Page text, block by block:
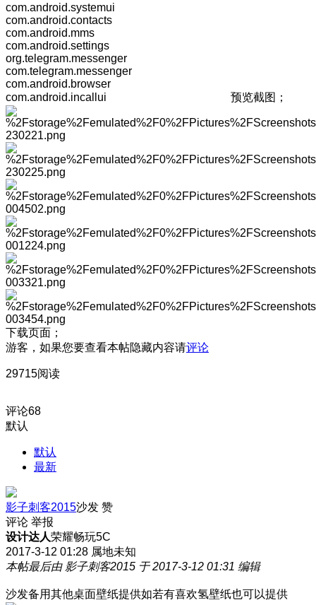
com.android.systemui
com.android.contacts
com.android.mms
com.android.settings
org.telegram.messenger
com.telegram.messenger
com.android.browser
com.android.incallui 预览截图；
下载页面；
游客，如果您要查看本帖隐藏内容请评论
29715阅读
评论68
默认
默认
最新
影子刺客2015沙发 赞
评论 举报
设计达人荣耀畅玩5C
2017-3-12 01:28 属地未知
本帖最后由 影子刺客2015 于 2017-3-12 01:31 编辑
沙发备用其他桌面壁纸提供如若有喜欢氢壁纸也可以提供